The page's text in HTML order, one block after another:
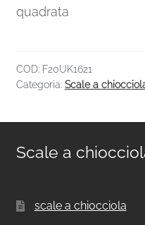
quadrata
COD: F20UK1621
Categoria: Scale a
Scale a
scale a chiocciola